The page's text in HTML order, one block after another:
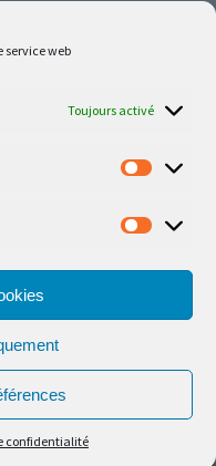
service web
Toujours activé
confidentialité
2026.